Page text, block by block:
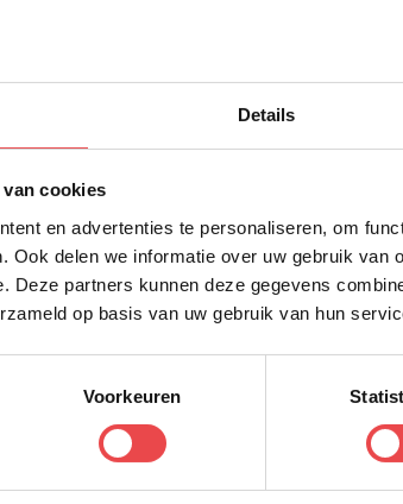
Details
cookies
en advertenties te personaliseren, om
Ook delen we informatie over uw gebruik van
Deze partners kunnen deze gegevens
op basis van uw gebruik van hun
Voorkeuren
Stap 2
en dep deze droog met een
terug in de koelkast voor 24 uur,
de zalm heen kan en mooi kan drogen.
Stap 3
de koud rook
een mix van